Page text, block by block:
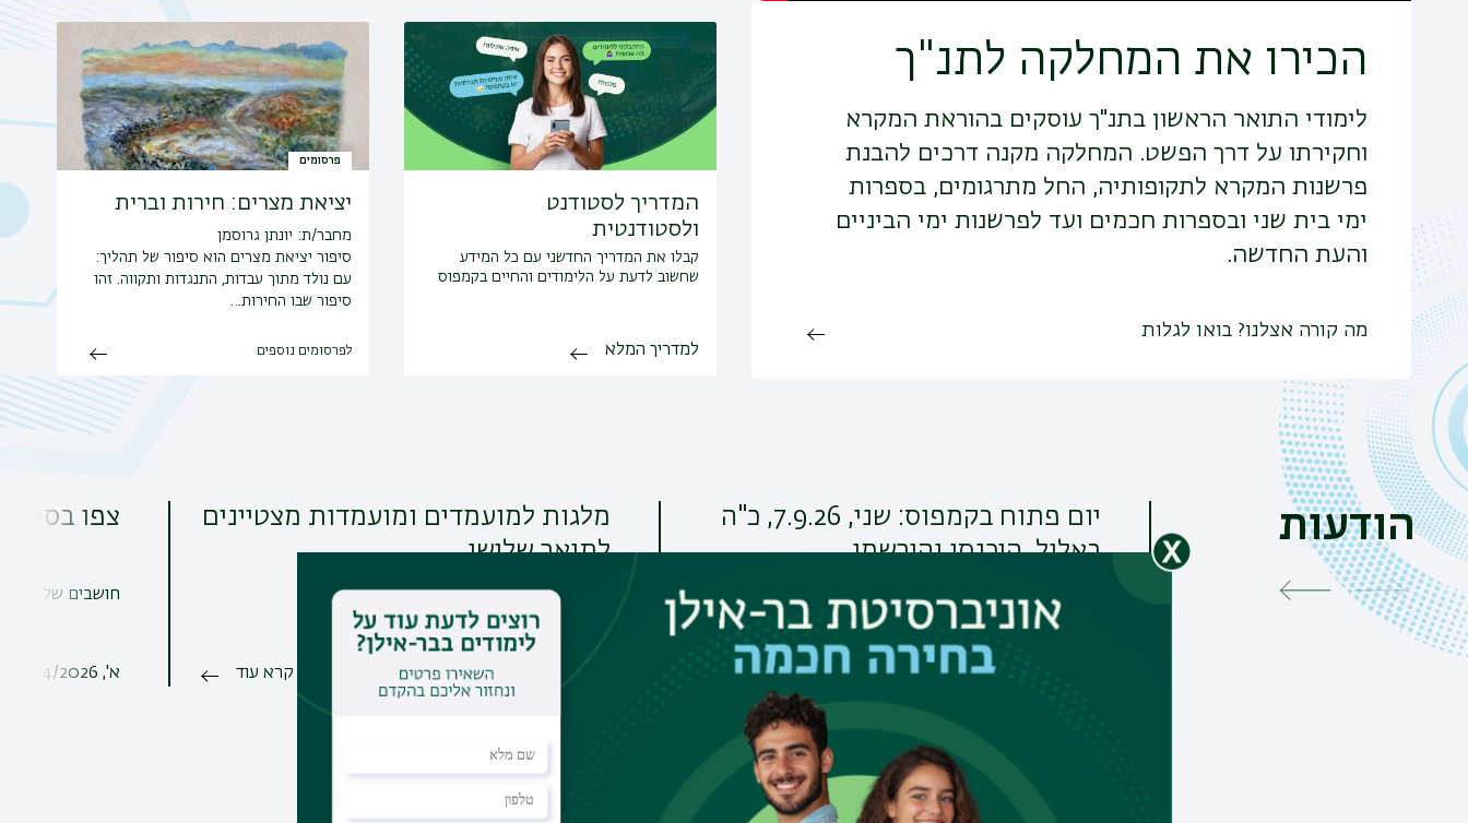
הכירו את המחלקה לתנ"ך
לימודי התואר הראשון בתנ"ך עוסקים בהוראת המקרא
וחקירתו על דרך הפשט. המחלקה מקנה דרכים להבנת
פרשנות המקרא לתקופותיה, החל מתרגומים, בספרות
ימי בית שני ובספרות חכמים ועד לפרשנות ימי הביניים
והעת החדשה.
מה קורה אצלנו? בואו לגלות
המדריך לסטודנט
ולסטודנטית
קבלו את המדריך החדשני עם כל המידע
שחשוב לדעת על הלימודים והחיים בקמפוס
למדריך המלא
פרסומים
יציאת מצרים: חירות וברית
מחבר/ת: יונתן גרוסמן
סיפור יציאת מצרים הוא סיפור של תהליך:
עם נולד מתוך עבדות, התנגדות ותקווה. זהו
סיפור שבו החירות…
לפרסומים נוספים
פרשנות המקרא לדורותיה
פרשנות המקרא במקרא עצמו; בקומראן;
בספרות היהודית-הלניסטית; בספרות חז"ל;
הודעות
יום פתוח בקמפוס: שני, 7.9.26, כ"ה
באלול. היכנסו והירשמו
קרא עוד
מלגות למועמדים ומועמדות מצטיינים
לתואר שלישי
קרא עוד
צפו
חושבים
א', 19/04/2026 - 15:08
לכל ההודעות